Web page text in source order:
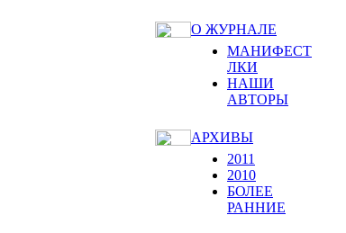
О ЖУРНАЛЕ
МАНИФЕСТ
ЛКИ
НАШИ
АВТОРЫ
АРХИВЫ
2011
2010
БОЛЕЕ
РАННИЕ